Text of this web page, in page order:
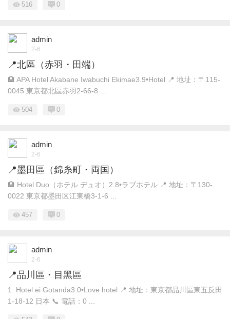
516 0
admin
2-6
📍北區（赤羽・田端）
🏨 APA Hotel Akabane Iwabuchi Ekimae3.9•Hotel 📍 地址：〒115-
0045 東京都北區赤羽2-66-8 ...
504 0
admin
2-6
📍墨田區（錦糸町・両国）
🏨 Hotel Duo（ホテル デュオ）2.8•ラブホテル 📍 地址：〒130-
0022 東京都墨田区江東橋3-1-6 ...
457 0
admin
2-6
📍品川區・目黑區
1. Hotel ei Gotanda3.0•Love hotel 📍 地址：東京都品川區東五反田
1-18-12 日本 📞 電話：0 ...